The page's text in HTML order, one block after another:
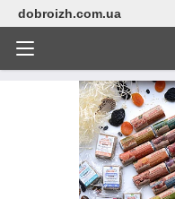
dobroizh.com.ua